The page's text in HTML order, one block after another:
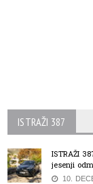
ISTRAŽI 387
ISTRAŽI
jesenji
10.